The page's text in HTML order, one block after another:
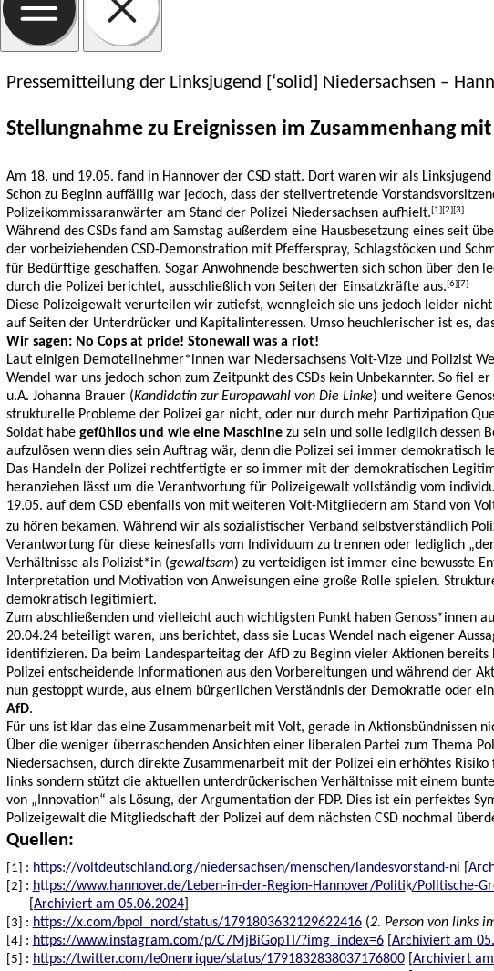
Pressemitteilung der Linksjugend [‘solid] Niedersachsen –
Stellungnahme zu Ereignissen im Zusammenhang
Am 18. und 19.05. fand in Hannover der CSD statt. Dort waren wir als
Schon zu Beginn auffällig war jedoch, dass der stellvertretende
Polizeikommissaranwärter am Stand der Polizei Niedersachsen aufhielt.[1][2][3]
Während des CSDs fand am Samstag außerdem eine Hausbesetzung eines seit
der vorbeiziehenden CSD-Demonstration mit Pfefferspray, Schlagstöcken und
für Bedürftige geschaffen. Sogar Anwohnende beschwerten sich schon über den
durch die Polizei berichtet, ausschließlich von Seiten der Einsatzkräfte aus.[6][7]
Diese Polizeigewalt verurteilen wir zutiefst, wenngleich sie uns jedoch leider
auf Seiten der Unterdrücker und Kapitalinteressen. Umso heuchlerischer ist es,
Wir sagen: No Cops at pride! Stonewall was a riot!
Laut einigen Demoteilnehmer*innen war Niedersachsens Volt-Vize und Polizist
Wendel war uns jedoch schon zum Zeitpunkt des CSDs kein Unbekannter. So
u.A. Johanna Brauer (Kandidatin zur Europawahl von Die Linke) und weitere
strukturelle Probleme der Polizei gar nicht, oder nur durch mehr Partizipation
Soldat habe gefühllos und wie eine Maschine zu sein und solle lediglich dessen
aufzulösen wenn dies sein Auftrag wär, denn die Polizei sei immer demokratisch
Das Handeln der Polizei rechtfertigte er so immer mit der demokratischen
heranziehen lässt um die Verantwortung für Polizeigewalt vollständig vom
19.05. auf dem CSD ebenfalls von mit weiteren Volt-Mitgliedern am Stand von
zu hören bekamen. Während wir als sozialistischer Verband selbstverständlich
Verantwortung für diese keinesfalls vom Individuum zu trennen oder lediglich
Verhältnisse als Polizist*in (gewaltsam) zu verteidigen ist immer eine bewusste
Interpretation und Motivation von Anweisungen eine große Rolle spielen.
demokratisch legitimiert.
Zum abschließenden und vielleicht auch wichtigsten Punkt haben Genoss*innen
20.04.24 beteiligt waren, uns berichtet, dass sie Lucas Wendel nach eigener
identifizieren. Da beim Landesparteitag der AfD zu Beginn vieler Aktionen
Polizei entscheidende Informationen aus den Vorbereitungen und während der
nun gestoppt wurde, aus einem bürgerlichen Verständnis der Demokratie oder
AfD.
Für uns ist klar das eine Zusammenarbeit mit Volt, gerade in Aktionsbündnissen
Über die weniger überraschenden Ansichten einer liberalen Partei zum Thema
Niedersachsen, durch direkte Zusammenarbeit mit der Polizei ein erhöhtes
links sondern stützt die aktuellen unterdrückerischen Verhältnisse mit einem
von „Innovation“ als Lösung, der Argumentation der FDP. Dies ist ein perfektes
Polizeigewalt die Mitgliedschaft der Polizei auf dem nächsten CSD nochmal
Quellen:
: https://voltdeutschland.org/niedersachsen/menschen/landesvorstand-ni
: https://www.hannover.de/Leben-in-der-Region-Hannover/Politik/Politische-
Archiviert am 05.06.2024
: https://x.com/bpol_nord/status/1791803632129622416(2. Person von links
: https://www.instagram.com/p/C7MjBiGopTI/?img_index=6 Archiviert am
: https://twitter.com/le0nenrique/status/1791832838037176800 Archiviert